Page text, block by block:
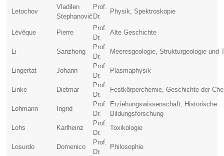
Letochov
Vladilen
Stephanovič
Prof.
Dr.
Physik, Spektroskopie
Lévêque Pierre
Prof.
Dr.
Alte Geschichte
Li Sanzhong
Prof.
Dr.
Meeresgeologie, Strukturgeologie und
Lingertat Johann
Prof.
Dr.
Plasmaphysik
Linke Dietmar
Prof.
Dr.
Festkörperchemie, Geschichte der
Lohmann Ingrid
Prof.
Dr.
Erziehungswissenschaft, Historische
Bildungsforschung
Lohs
Karlheinz
Prof.
Dr.
Toxikologie
Losurdo Domenico
Prof.
Dr.
Philosophie